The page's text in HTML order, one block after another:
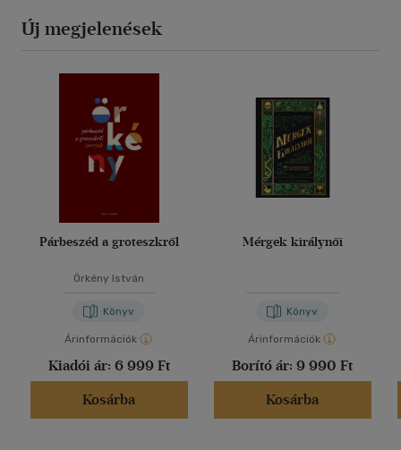
Új megjelenések
Párbeszéd a groteszkről
Örkény István
Könyv
Árinformációk
Kiadói ár: 6 999 Ft
Kosárba
Mérgek királynői
Könyv
Árinformációk
Borító ár: 9 990 Ft
Kosárba